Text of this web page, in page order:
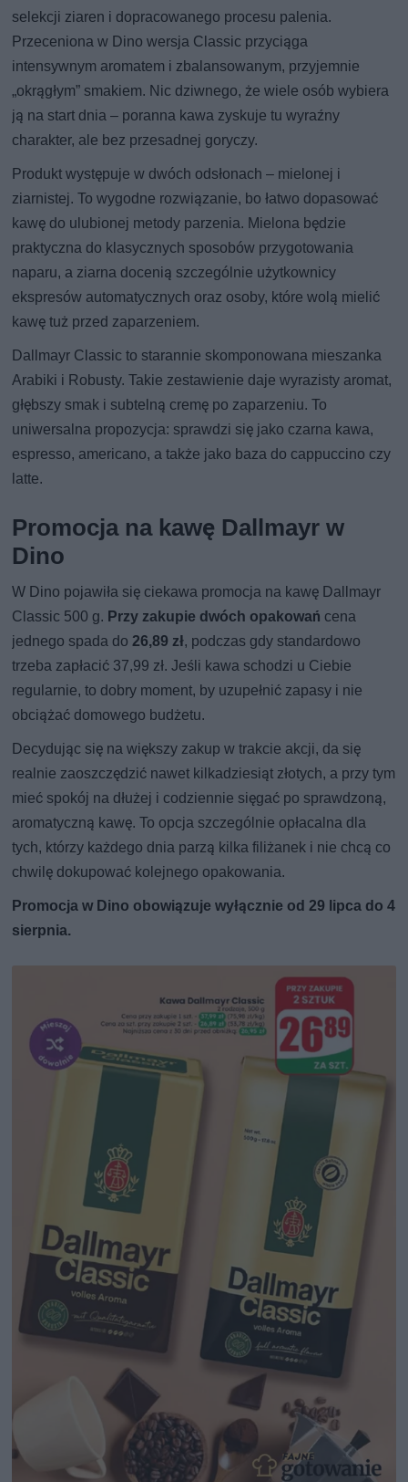
selekcji ziaren i dopracowanego procesu palenia.
Przeceniona w Dino wersja Classic przyciąga
intensywnym aromatem i zbalansowanym, przyjemnie
„okrągłym” smakiem. Nic dziwnego, że wiele osób wybiera
ją na start dnia – poranna kawa zyskuje tu wyraźny
charakter, ale bez przesadnej goryczy.
Produkt występuje w dwóch odsłonach – mielonej i
ziarnistej. To wygodne rozwiązanie, bo łatwo dopasować
kawę do ulubionej metody parzenia. Mielona będzie
praktyczna do klasycznych sposobów przygotowania
naparu, a ziarna docenią szczególnie użytkownicy
ekspresów automatycznych oraz osoby, które wolą mielić
kawę tuż przed zaparzeniem.
Dallmayr Classic to starannie skomponowana mieszanka
Arabiki i Robusty. Takie zestawienie daje wyrazisty aromat,
głębszy smak i subtelną cremę po zaparzeniu. To
uniwersalna propozycja: sprawdzi się jako czarna kawa,
espresso, americano, a także jako baza do cappuccino czy
latte.
Promocja na kawę Dallmayr w
Dino
W Dino pojawiła się ciekawa promocja na kawę Dallmayr
Classic 500 g. Przy zakupie dwóch opakowań cena
jednego spada do26,89 zł, podczas gdy standardowo
trzeba zapłacić 37,99 zł. Jeśli kawa schodzi u Ciebie
regularnie, to dobry moment, by uzupełnić zapasy i nie
obciążać domowego budżetu.
Decydując się na większy zakup w trakcie akcji, da się
realnie zaoszczędzić nawet kilkadziesiąt złotych, a przy tym
mieć spokój na dłużej i codziennie sięgać po sprawdzoną,
aromatyczną kawę. To opcja szczególnie opłacalna dla
tych, którzy każdego dnia parzą kilka filiżanek i nie chcą co
chwilę dokupować kolejnego opakowania.
Promocja w Dino obowiązuje wyłącznie od 29 lipca do 4
sierpnia.